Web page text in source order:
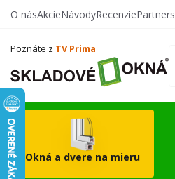
O násAkcieNávodyRecenzie
Poznáte z TV Prima
Okná a dvere na mieru